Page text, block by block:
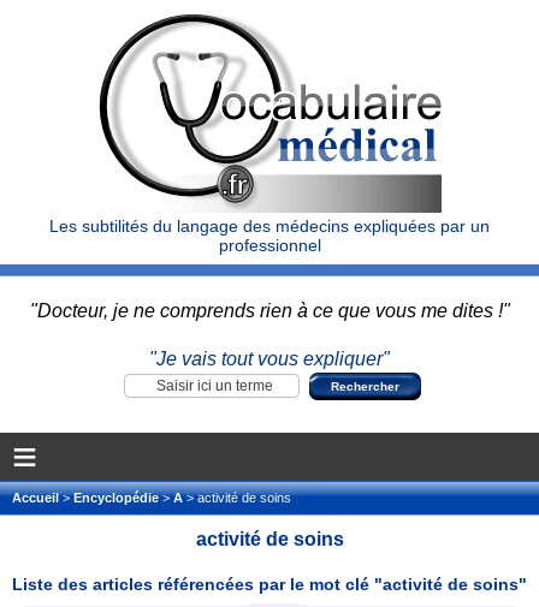
Les subtilités du langage des médecins expliquées par un
professionnel
"Docteur, je ne comprends rien à ce que vous me dites !"
"Je vais tout vous expliquer"
≡
Accueil>Encyclopédie>A> activité de soins
activité de soins
Liste des articles référencées par le mot clé "activité de soins"